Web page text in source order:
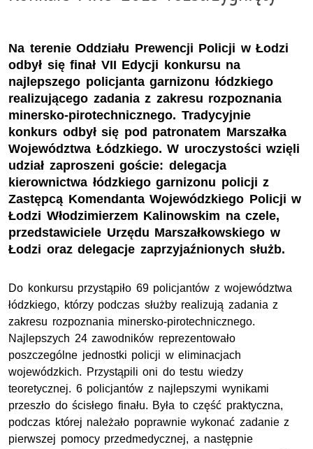
Na terenie Oddziału Prewencji Policji w Łodzi
odbył się finał VII Edycji konkursu na
najlepszego policjanta garnizonu łódzkiego
realizującego zadania z zakresu rozpoznania
minersko-pirotechnicznego. Tradycyjnie
konkurs odbył się pod patronatem Marszałka
Województwa Łódzkiego. W uroczystości wzięli
udział zaproszeni goście: delegacja
kierownictwa łódzkiego garnizonu policji z
Zastępcą Komendanta Wojewódzkiego Policji w
Łodzi Włodzimierzem Kalinowskim na czele,
przedstawiciele Urzędu Marszałkowskiego w
Łodzi oraz delegacje zaprzyjaźnionych służb.
Do konkursu przystąpiło 69 policjantów z województwa
łódzkiego, którzy podczas służby realizują zadania z
zakresu rozpoznania minersko-pirotechnicznego.
Najlepszych 24 zawodników reprezentowało
poszczególne jednostki policji w eliminacjach
wojewódzkich. Przystąpili oni do testu wiedzy
teoretycznej. 6 policjantów z najlepszymi wynikami
przeszło do ścisłego finału. Była to część praktyczna,
podczas której należało poprawnie wykonać zadanie z
pierwszej pomocy przedmedycznej, a następnie